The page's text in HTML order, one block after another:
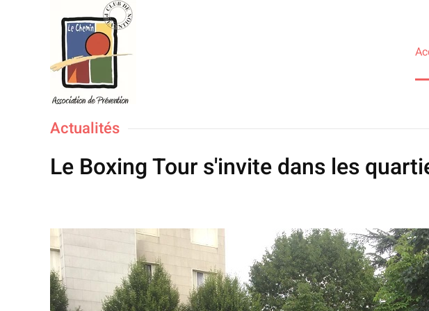
Accéder au contenu principal
Actualités
Le Boxing Tour s'invite dans les